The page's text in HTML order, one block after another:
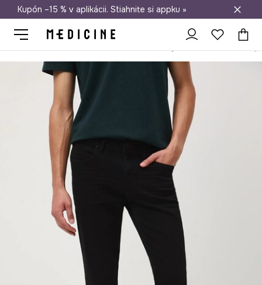
Doprava zadarmo od 50 €
Kupón –15 % v aplikácii. Stiahnite si appku »